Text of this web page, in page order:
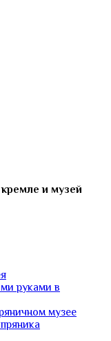
и музей
руками в
музее